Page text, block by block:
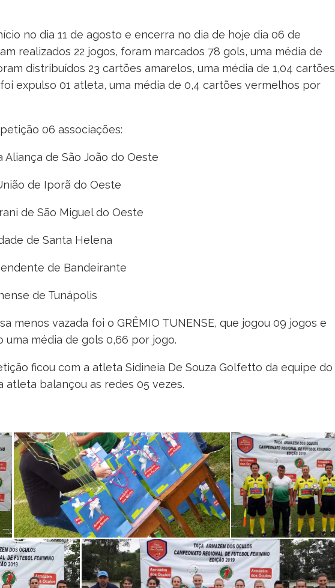
no dia 11 de agosto e encerra no dia de hoje dia 06 de
realizados 22 jogos, foram marcados 78 gols, uma média de
distribuídos 23 cartões amarelos, uma média de 1,04 cartões
expulso 01 atleta, uma média de 0,4 cartões vermelhos por
06 associações:
Aliança de São João do Oeste
de Iporã do Oeste
de São Miguel do Oeste
de Santa Helena
de Bandeirante
de Tunápolis
menos vazada foi o GRÊMIO TUNENSE, que jogou 09 jogos e
média de gols 0,66 por jogo.
ficou com a atleta Sidineia De Souza Golfetto da equipe do
atleta balançou as redes 05 vezes.